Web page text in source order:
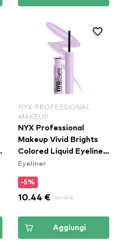
NYX PROFESSIONAL
MAKEUP
NYX Professional
Makeup Vivid Brights
Colored Liquid Eyeliner
- Lilac Link (VBLL07)
Eyeliner
-5%
10.44 € 10.99 €
Aggiungi